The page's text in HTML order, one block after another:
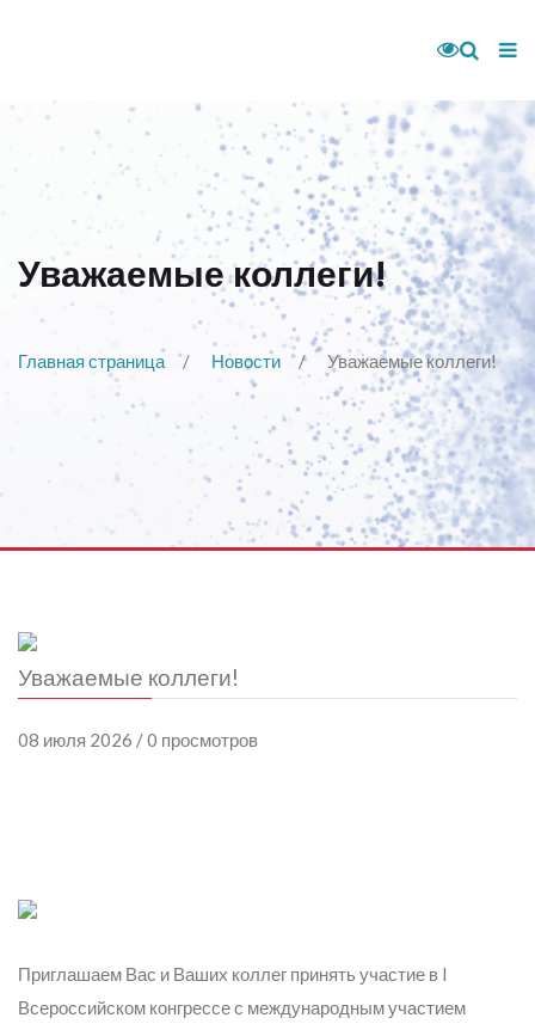
Уважаемые коллеги!
Главная страница Новости Уважаемые коллеги!
Уважаемые коллеги!
08 июля 2026 / 0 просмотров
Приглашаем Вас и Ваших коллег принять участие в I
Всероссийском конгрессе с международным участием